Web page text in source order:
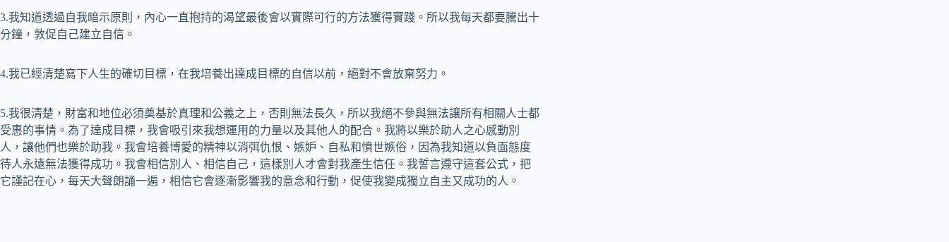
3.我知道透過自我暗示原則，內心一直抱持的渴望最後會以實際可行的方法獲得實踐。所以我每天都要騰出十
分鐘，敦促自己建立自信。
4.我已經清楚寫下人生的確切目標，在我培養出達成目標的自信以前，絕對不會放棄努力。
5.我很清楚，財富和地位必須奠基於真理和公義之上，否則無法長久，所以我絕不參與無法讓所有相關人士都
受惠的事情。為了達成目標，我會吸引來我想運用的力量以及其他人的配合。我將以樂於助人之心感動別
人，讓他們也樂於助我。我會培養博愛的精神以消弭仇恨、嫉妒、自私和憤世嫉俗，因為我知道以負面態度
待人永遠無法獲得成功。我會相信別人、相信自己，這樣別人才會對我產生信任。我誓言遵守這套公式，把
它謹記在心，每天大聲朗誦一遍，相信它會逐漸影響我的意念和行動，促使我變成獨立自主又成功的人。